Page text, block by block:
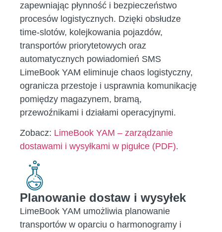
zapewniając płynność i bezpieczeństwo
procesów logistycznych. Dzięki obsłudze
time-slotów, kolejkowania pojazdów,
transportów priorytetowych oraz
automatycznych powiadomień SMS
LimeBook YAM eliminuje chaos logistyczny,
ogranicza przestoje i usprawnia komunikację
pomiędzy magazynem, bramą,
przewoźnikami i działami operacyjnymi.
Zobacz: LimeBook YAM – zarządzanie
dostawami i wysyłkami w pigułce (PDF).
Planowanie dostaw i wysyłek
LimeBook YAM umożliwia planowanie
transportów w oparciu o harmonogramy i